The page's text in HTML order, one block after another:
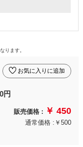
ります。
円
お気に入りに追加
販売価格 : ￥ 450
通常価格 :￥500